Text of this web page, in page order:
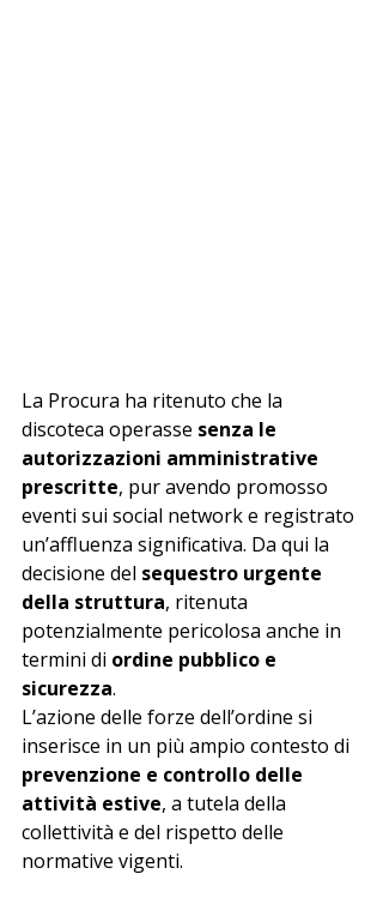
La Procura ha ritenuto che la
discoteca operasse senza le
autorizzazioni amministrative
prescritte, pur avendo promosso
eventi sui social network e registrato
un’affluenza significativa. Da qui la
decisione del sequestro urgente
della struttura, ritenuta
potenzialmente pericolosa anche in
termini di ordine pubblico e
sicurezza.
L’azione delle forze dell’ordine si
inserisce in un più ampio contesto di
prevenzione e controllo delle
attività estive, a tutela della
collettività e del rispetto delle
normative vigenti.